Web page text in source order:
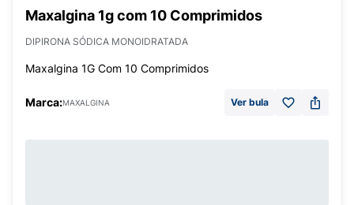
Maxalgina 1g com 10 Comprimidos
DIPIRONA SÓDICA MONOIDRATADA
Maxalgina 1G Com 10 Comprimidos
Marca:MAXALGINA Ver bula